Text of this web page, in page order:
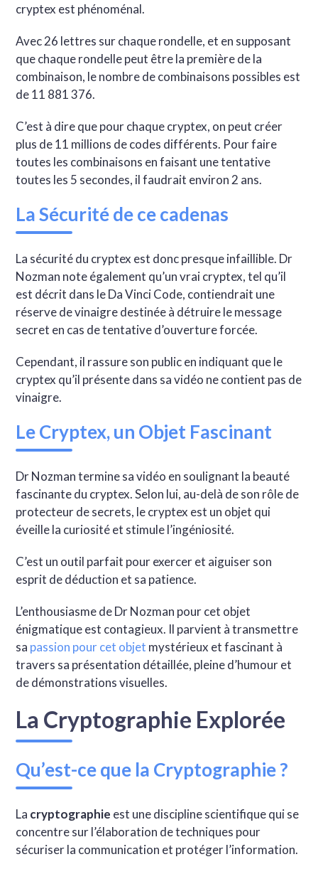
cryptex est phénoménal.
Avec 26 lettres sur chaque rondelle, et en supposant
que chaque rondelle peut être la première de la
combinaison, le nombre de combinaisons possibles est
de 11 881 376.
C’est à dire que pour chaque cryptex, on peut créer
plus de 11 millions de codes différents. Pour faire
toutes les combinaisons en faisant une tentative
toutes les 5 secondes, il faudrait environ 2 ans.
La Sécurité de ce cadenas
La sécurité du cryptex est donc presque infaillible. Dr
Nozman note également qu’un vrai cryptex, tel qu’il
est décrit dans le Da Vinci Code, contiendrait une
réserve de vinaigre destinée à détruire le message
secret en cas de tentative d’ouverture forcée.
Cependant, il rassure son public en indiquant que le
cryptex qu’il présente dans sa vidéo ne contient pas de
vinaigre.
Le Cryptex, un Objet Fascinant
Dr Nozman termine sa vidéo en soulignant la beauté
fascinante du cryptex. Selon lui, au-delà de son rôle de
protecteur de secrets, le cryptex est un objet qui
éveille la curiosité et stimule l’ingéniosité.
C’est un outil parfait pour exercer et aiguiser son
esprit de déduction et sa patience.
L’enthousiasme de Dr Nozman pour cet objet
énigmatique est contagieux. Il parvient à transmettre
sa passion pour cet objet mystérieux et fascinant à
travers sa présentation détaillée, pleine d’humour et
de démonstrations visuelles.
La Cryptographie Explorée
Qu’est-ce que la Cryptographie ?
La cryptographie est une discipline scientifique qui se
concentre sur l’élaboration de techniques pour
sécuriser la communication et protéger l’information.